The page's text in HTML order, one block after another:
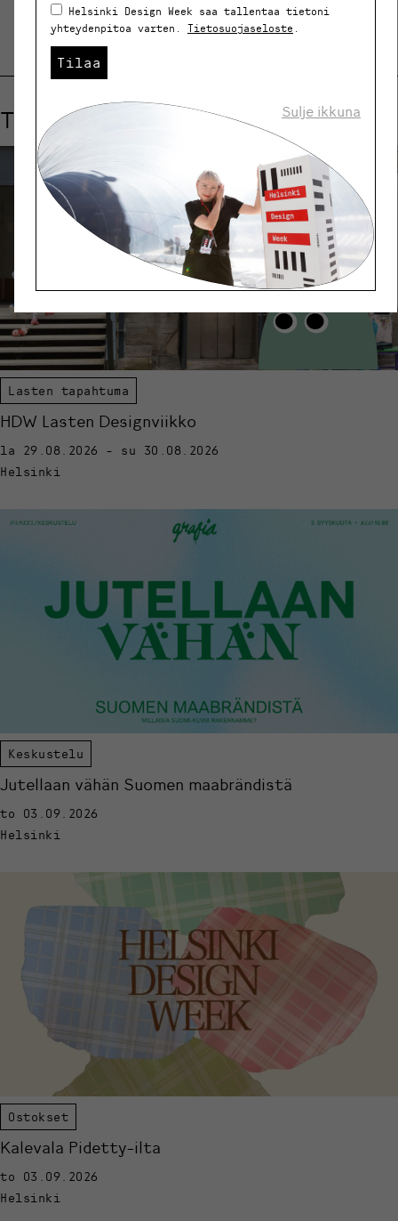
Tutustu myös näihin tapahtumiin
Lasten tapahtuma
HDW Lasten Designviikko
la 29.08.2026 - su 30.08.2026
Helsinki
Keskustelu
Jutellaan vähän Suomen maabrändistä
to 03.09.2026
Helsinki
Ostokset
Kalevala Pidetty-ilta
to 03.09.2026
Helsinki
Helsinki Design Week saa tallentaa tietoni
yhteydenpitoa varten. Tietosuojaseloste .
Tilaa
Sulje ikkuna